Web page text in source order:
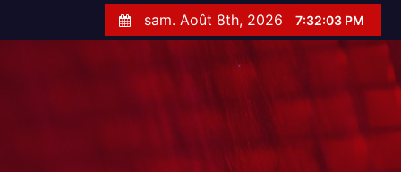
sam. Août 8th, 2026 7:32:04 PM